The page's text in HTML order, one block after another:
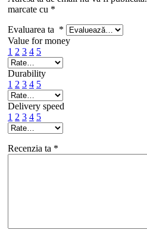
marcate cu *
Evaluarea ta *
Value for money
1 2 3 4 5
Durability
1 2 3 4 5
Delivery speed
1 2 3 4 5
Recenzia ta *